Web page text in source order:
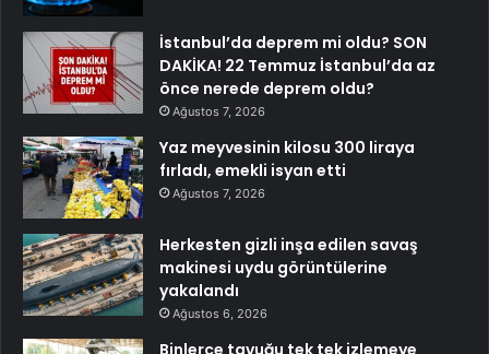
İstanbul’da deprem mi oldu? SON
DAKİKA! 22 Temmuz İstanbul’da az
önce nerede deprem oldu?
Ağustos 7, 2026
Yaz meyvesinin kilosu 300 liraya
fırladı, emekli isyan etti
Ağustos 7, 2026
Herkesten gizli inşa edilen savaş
makinesi uydu görüntülerine
yakalandı
Ağustos 6, 2026
Binlerce tavuğu tek tek izlemeye